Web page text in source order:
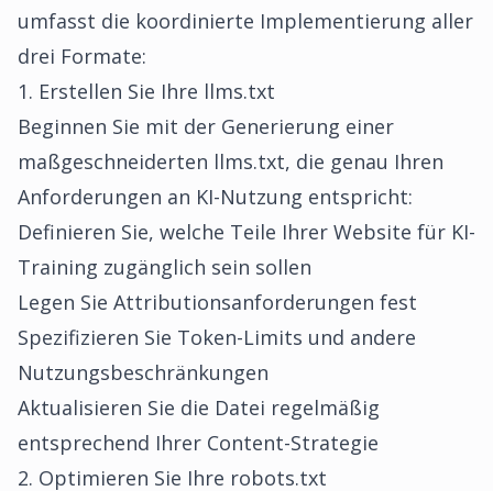
umfasst die koordinierte Implementierung aller
drei Formate:
1. Erstellen Sie Ihre llms.txt
Beginnen Sie mit der Generierung einer
maßgeschneiderten llms.txt, die genau Ihren
Anforderungen an KI-Nutzung entspricht:
Definieren Sie, welche Teile Ihrer Website für KI-
Training zugänglich sein sollen
Legen Sie Attributionsanforderungen fest
Spezifizieren Sie Token-Limits und andere
Nutzungsbeschränkungen
Aktualisieren Sie die Datei regelmäßig
entsprechend Ihrer Content-Strategie
2. Optimieren Sie Ihre robots.txt